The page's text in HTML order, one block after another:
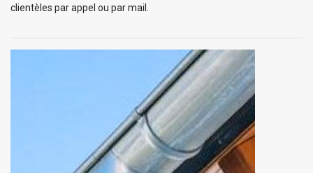
clientèles par appel ou par mail.